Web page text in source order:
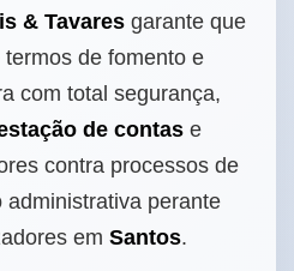
& Tavaresgarante que
de fomento e
com total segurança,
de contas e
contra processos de
administrativa perante
em Santos.